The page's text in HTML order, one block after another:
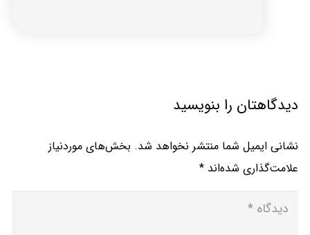
دیدگاهتان را بنویسید
نشانی ایمیل شما منتشر نخواهد شد. بخش‌های موردنیاز
علامت‌گذاری شده‌اند *